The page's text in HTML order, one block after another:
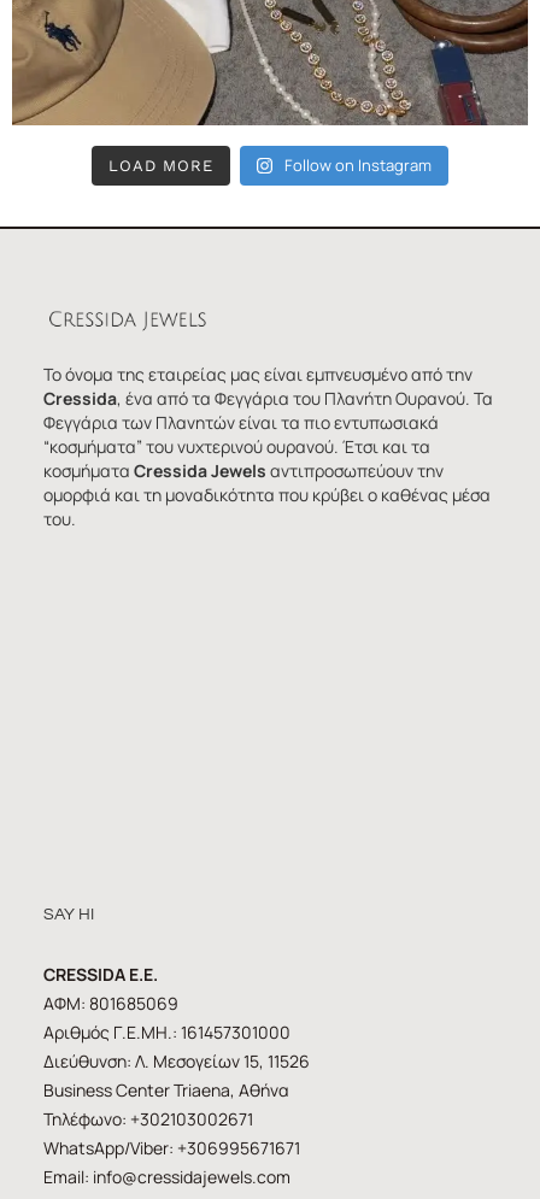
LOAD MORE Follow on Instagram
Το όνομα της εταιρείας μας είναι εμπνευσμένο από την
Cressida, ένα από τα Φεγγάρια του Πλανήτη Ουρανού. Τα
Φεγγάρια των Πλανητών είναι τα πιο εντυπωσιακά
“κοσμήματα” του νυχτερινού ουρανού. Έτσι και τα
κοσμήματα Cressida Jewels αντιπροσωπεύουν την
ομορφιά και τη μοναδικότητα που κρύβει ο καθένας μέσα
του.
SAY HI
CRESSIDA E.E.
ΑΦΜ: 801685069
Αριθμός Γ.Ε.ΜΗ.: 161457301000
Διεύθυνση: Λ. Μεσογείων 15, 11526
Business Center Triaena, Αθήνα
Τηλέφωνο: +302103002671
WhatsApp/Viber: +306995671671
Email: info@cressidajewels.com